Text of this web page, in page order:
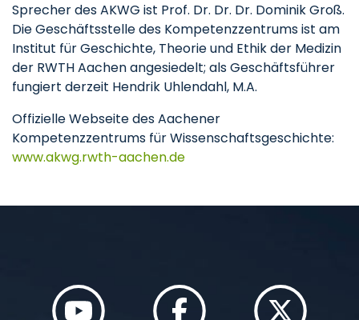
Sprecher des AKWG ist Prof. Dr. Dr. Dr. Dominik Groß.
Die Geschäftsstelle des Kompetenzzentrums ist am
Institut für Geschichte, Theorie und Ethik der Medizin
der RWTH Aachen angesiedelt; als Geschäftsführer
fungiert derzeit Hendrik Uhlendahl, M.A.
Offizielle Webseite des Aachener
Kompetenzzentrums für Wissenschaftsgeschichte:
www.akwg.rwth-aachen.de